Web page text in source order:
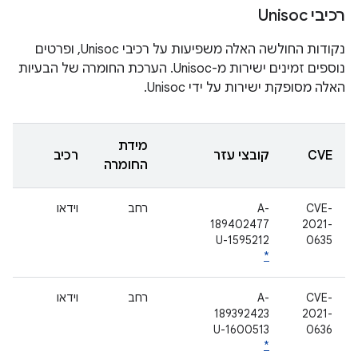
רכיבי Unisoc
נקודות החולשה האלה משפיעות על רכיבי Unisoc, ופרטים
נוספים זמינים ישירות מ-Unisoc. הערכת החומרה של הבעיות
האלה מסופקת ישירות על ידי Unisoc.
CVE קובצי עזר
מידת
החומרה
רכיב
CVE-
2021-
0635
A-
189402477
U-1595212
*
רחב וידאו
CVE-
2021-
0636
A-
189392423
U-1600513
*
רחב וידאו